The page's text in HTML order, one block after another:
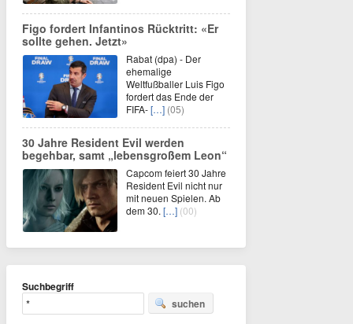
Figo fordert Infantinos Rücktritt: «Er
sollte gehen. Jetzt»
Rabat (dpa) - Der
ehemalige
Weltfußballer Luis Figo
fordert das Ende der
FIFA-[…] (05)
30 Jahre Resident Evil werden
begehbar, samt „lebensgroßem Leon“
Capcom feiert 30 Jahre
Resident Evil nicht nur
mit neuen Spielen. Ab
dem 30. […] (00)
Suchbegriff
suchen